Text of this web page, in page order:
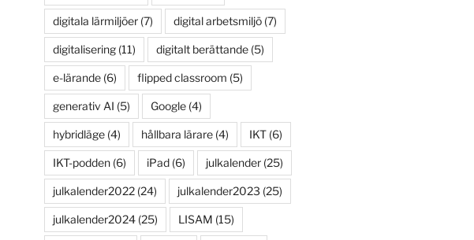
digitala lärmiljöer(7) digital arbetsmiljö(7)
digitalisering(11) digitalt berättande(5)
e-lärande(6) flipped classroom (5)
generativ AI (5) Google(4)
hybridläge(4) hållbara lärare(4) IKT(6)
IKT-podden(6) iPad(6) julkalender(25)
julkalender2022(24) julkalender2023 (25)
julkalender2024(25) LISAM (15)